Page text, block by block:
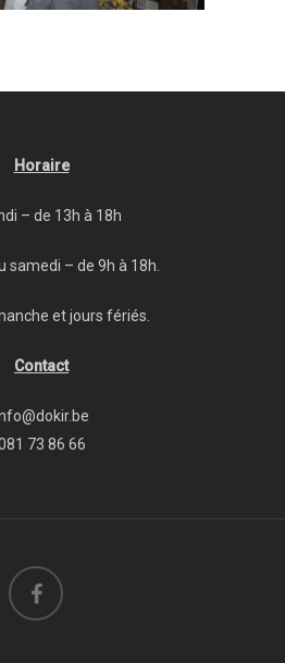
Horaire
– de 13h à 18h
samedi – de 9h à 18h.
et jours fériés.
Contact
73 86 66